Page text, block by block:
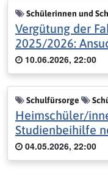
Schülerinnen und
Vergütung der
2025/2026:
10.06.2026, 22:00
Schulfürsorge
Heimschüler/
Studienbeihilfe
04.05.2026, 22:00